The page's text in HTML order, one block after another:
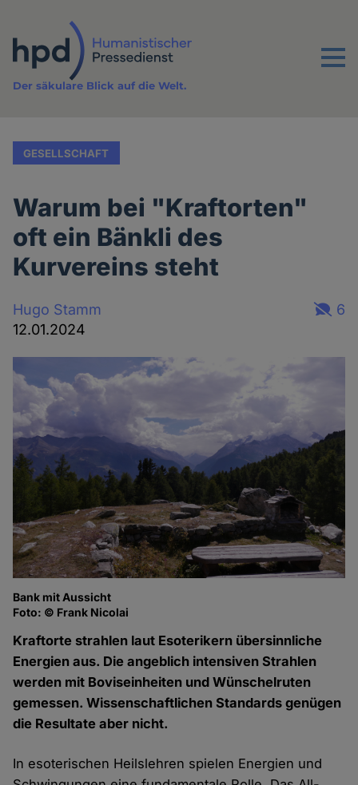
Inhalt
Menu
Der säkulare Blick auf die Welt.
GESELLSCHAFT
Warum bei "Kraftorten"
oft ein Bänkli des
Kurvereins steht
Hugo Stamm
12.01.2024
6
Bank mit Aussicht
Foto: © Frank Nicolai
Kraftorte strahlen laut Esoterikern übersinnliche
Energien aus. Die angeblich intensiven Strahlen
werden mit Boviseinheiten und Wünschelruten
gemessen. Wissenschaftlichen Standards genügen
die Resultate aber nicht.
In esoterischen Heilslehren spielen Energien und